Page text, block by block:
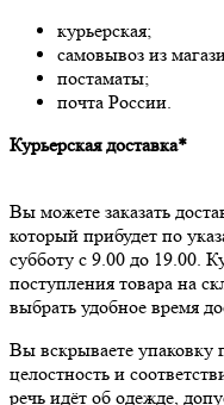
курьерская;
самовывоз из
постаматы;
почта России.
Курьерская доставка*
Вы можете заказать
который прибудет по
субботу с 9.00 до 19.00.
поступления товара на
выбрать удобное время
Вы вскрываете упаковку
целостность и
речь идёт об одежде,